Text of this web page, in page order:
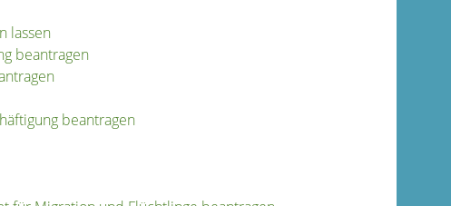
lassen
beantragen
beantragen